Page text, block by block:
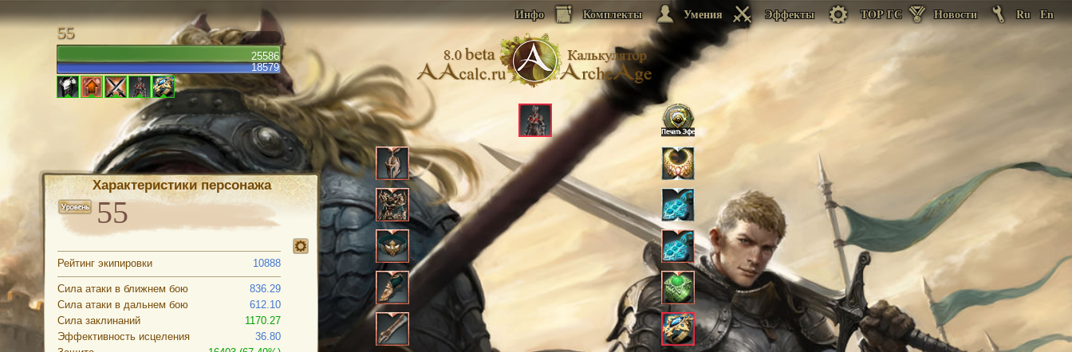
25586
18579
55
Характеристики персонажа
Рейтинг экипировки 10888
Сила атаки в ближнем бою
836.29
Сила атаки в дальнем бою
612.10
Сила заклинаний
1170.27
Эффективность исцеления
36.80
Инфо Комплекты Умения Эффекты TOP ГС Новости Ru En